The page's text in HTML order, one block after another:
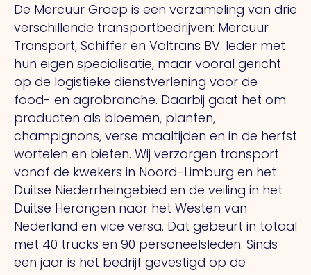
De Mercuur Groep is een verzameling van drie
verschillende transportbedrijven: Mercuur
Transport, Schiffer en Voltrans BV. Ieder met
hun eigen specialisatie, maar vooral gericht
op de logistieke dienstverlening voor de
food- en agrobranche. Daarbij gaat het om
producten als bloemen, planten,
champignons, verse maaltijden en in de herfst
wortelen en bieten. Wij verzorgen transport
vanaf de kwekers in Noord-Limburg en het
Duitse Niederrheingebied en de veiling in het
Duitse Herongen naar het Westen van
Nederland en vice versa. Dat gebeurt in totaal
met 40 trucks en 90 personeelsleden. Sinds
een jaar is het bedrijf gevestigd op de